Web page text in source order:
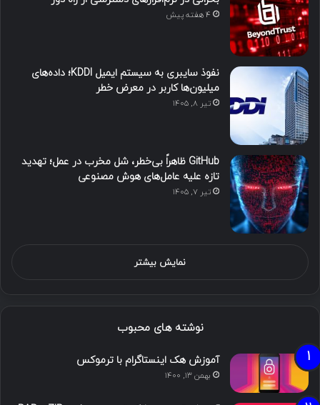
4 هفته پیش
نفوذ سایبری به سیستم ایمیل KDDI؛ داده‌های
میلیون‌ها کاربر در معرض خطر
تیر ۸, ۱۴۰۵
GitHub ظاهراً بی‌خطر، شل مخرب در عمل؛ تهدید
تازه علیه عامل‌های هوش مصنوعی
تیر ۷, ۱۴۰۵
نمایش بیشتر
نوشته های محبوب
آموزش هک اینستاگرام با ترموکس
بهمن ۱۳, ۱۴۰۰